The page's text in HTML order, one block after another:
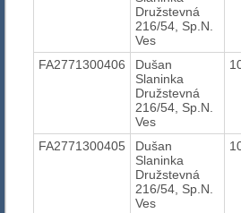
Družstevná
216/54, Sp.N.
Ves
FA2771300406
Dušan
Slaninka
Družstevná
216/54, Sp.N.
Ves
FA2771300405
Dušan
Slaninka
Družstevná
216/54, Sp.N.
Ves